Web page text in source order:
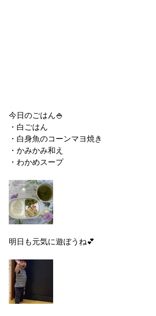
今日のごはん🍚
・白ごはん
・白身魚のコーンマヨ焼き
・かみかみ和え
・わかめスープ
明日も元気に遊ぼうね💕